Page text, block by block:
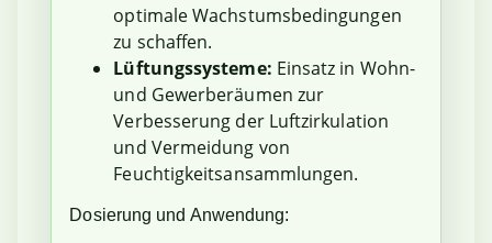
optimale Wachstumsbedingungen
zu schaffen.
Lüftungssysteme: Einsatz in Wohn-
und Gewerberäumen zur
Verbesserung der Luftzirkulation
und Vermeidung von
Feuchtigkeitsansammlungen.
Dosierung und Anwendung: